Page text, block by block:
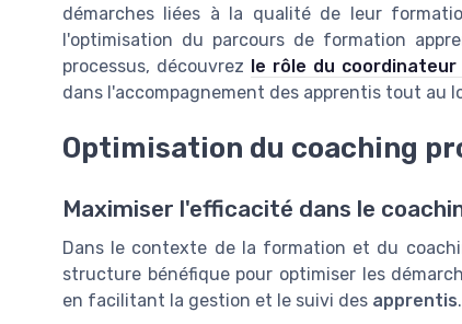
démarches liées à la qualité de leur
l'optimisation du parcours de formation
processus, découvrez
le rôle du
dans l'accompagnement des apprentis tout au
Optimisation du coaching
Maximiser l'efficacité dans le
Dans le contexte de la formation et du
structure bénéfique pour optimiser les
en facilitant la gestion et le suivi des apprentis.